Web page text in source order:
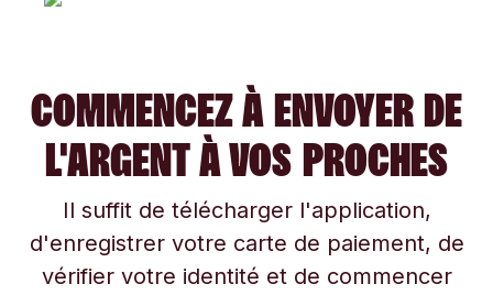
COMMENCEZ À ENVOYER DE
L'ARGENT À VOS PROCHES
Il suffit de télécharger l'application,
d'enregistrer votre carte de paiement, de
vérifier votre identité et de commencer